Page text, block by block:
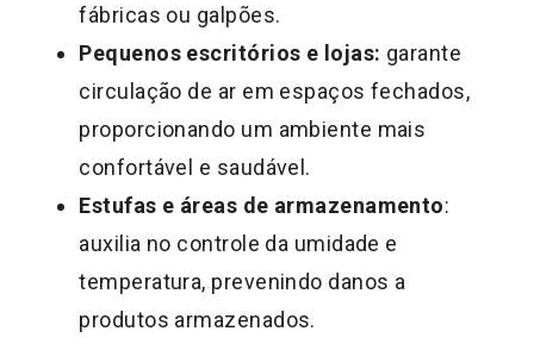
fábricas ou galpões.
Pequenos escritórios e lojas: garante
circulação de ar em espaços fechados,
proporcionando um ambiente mais
confortável e saudável.
Estufas e áreas de armazenamento:
auxilia no controle da umidade e
temperatura, prevenindo danos a
produtos armazenados.